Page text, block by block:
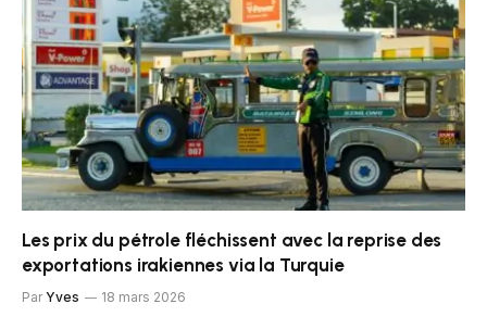
Les prix du pétrole fléchissent avec la reprise des
exportations irakiennes via la Turquie
Par Yves 18 mars 2026